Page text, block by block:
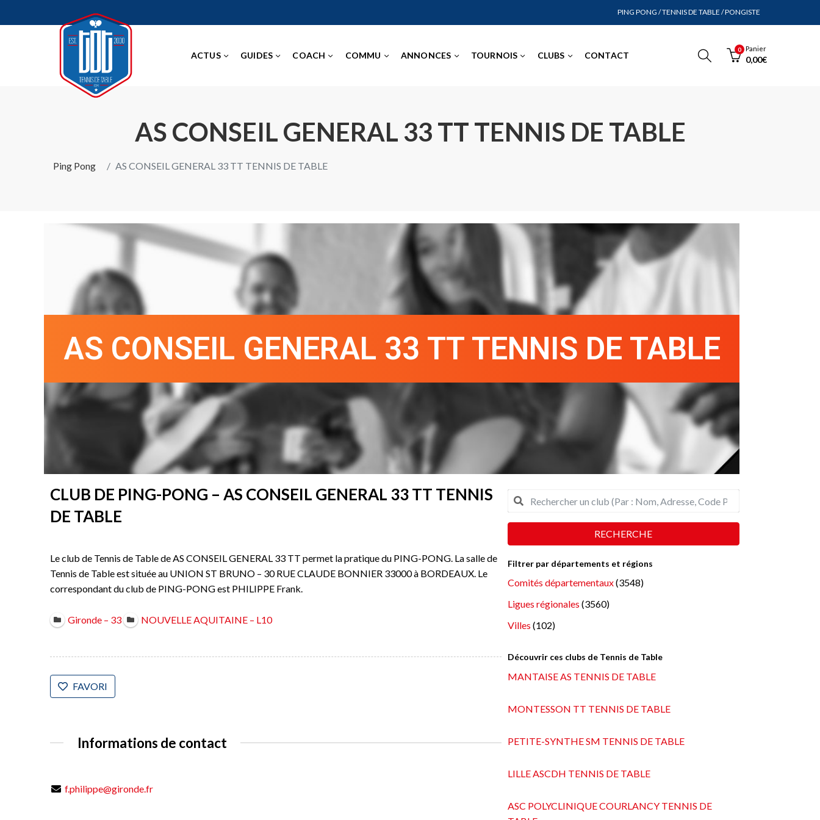
PING PONG / TENNIS DE TABLE / PONGISTE
ACTUS GUIDES COACH COMMU ANNONCES TOURNOIS CLUBS CONTACT
0 Panier
0,00€
AS CONSEIL GENERAL 33 TT TENNIS DE TABLE
Ping Pong AS CONSEIL GENERAL 33 TT TENNIS DE TABLE
AS CONSEIL GENERAL 33 TT TENNIS DE TABLE
CLUB DE PING-PONG – AS CONSEIL GENERAL 33 TT TENNIS
DE TABLE
Le club de Tennis de Table de AS CONSEIL GENERAL 33 TT permet la pratique du PING-PONG. La salle de
Tennis de Table est située au UNION ST BRUNO – 30 RUE CLAUDE BONNIER 33000 à BORDEAUX. Le
correspondant du club de PING-PONG est PHILIPPE Frank.
Gironde – 33 NOUVELLE AQUITAINE – L10
FAVORI
Informations de contact
f.philippe@gironde.fr
RECHERCHE
Filtrer par départements et régions
Comités départementaux(3548)
Ligues régionales (3560)
Villes (102)
Découvrir ces clubs de Tennis de Table
MANTAISE AS TENNIS DE TABLE
MONTESSON TT TENNIS DE TABLE
PETITE-SYNTHE SM TENNIS DE TABLE
LILLE ASCDH TENNIS DE TABLE
ASC POLYCLINIQUE COURLANCY TENNIS DE